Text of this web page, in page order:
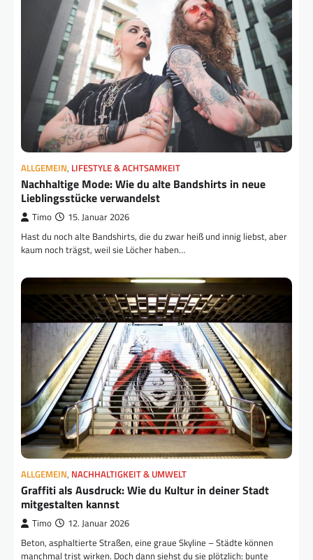
ALLGEMEIN, LIFESTYLE & ACHTSAMKEIT
Nachhaltige Mode: Wie du alte Bandshirts in neue
Lieblingsstücke verwandelst
Timo 15. Januar 2026
Hast du noch alte Bandshirts, die du zwar heiß und innig liebst, aber
kaum noch trägst, weil sie Löcher haben…
ALLGEMEIN, NACHHALTIGKEIT & UMWELT
Graffiti als Ausdruck: Wie du Kultur in deiner Stadt
mitgestalten kannst
Timo 12. Januar 2026
Beton, asphaltierte Straßen, eine graue Skyline – Städte können
manchmal trist wirken. Doch dann siehst du sie plötzlich: bunte